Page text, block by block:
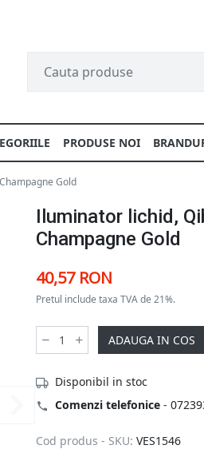
PRODUSE NOI
Gold
Iluminator lichid,
Champagne Gold
40,57 RON
Pretul include taxa TVA de 21%.
ADAUGA IN COS
Disponibil in stoc
Comenzi telefonice -
Cod produs - SKU: VES1546